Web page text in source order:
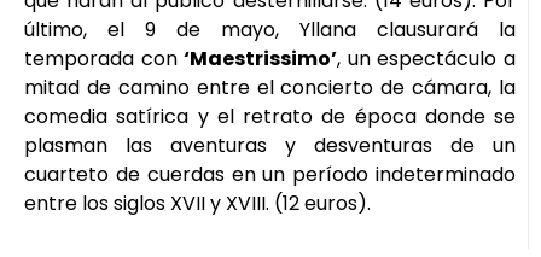
último, el 9 de mayo, Yllana clausurará la
temporada con‘Maestrissimo’, un espectáculo a
mitad de camino entre el concierto de cámara, la
comedia satírica y el retrato de época donde se
plasman las aventuras y desventuras de un
cuarteto de cuerdas en un período indeterminado
entre los siglos XVII y XVIII. (12 euros).